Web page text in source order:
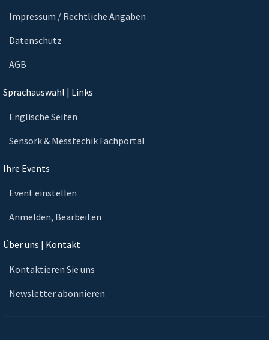
Impressum / Rechtliche Angaben
Datenschutz
AGB
Sprachauswahl | Links
Englische Seiten
Sensork & Messtechik Fachportal
Ihre Events
Event einstellen
Anmelden, Bearbeiten
Über uns | Kontakt
Kontaktieren Sie uns
Newsletter abonnieren